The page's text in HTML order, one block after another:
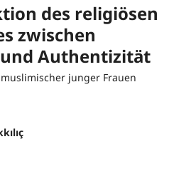
des religiösen
zwischen
Authentizität
junger Frauen